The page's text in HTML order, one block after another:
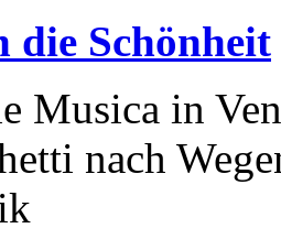
die Schönheit
Musica in
nach